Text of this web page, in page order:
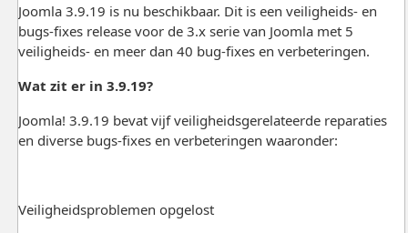
Joomla 3.9.19 is nu beschikbaar. Dit is een veiligheids- en
bugs-fixes release voor de 3.x serie van Joomla met 5
veiligheids- en meer dan 40 bug-fixes en verbeteringen.
Wat zit er in 3.9.19?
Joomla! 3.9.19 bevat vijf veiligheidsgerelateerde reparaties
en diverse bugs-fixes en verbeteringen waaronder:
Veiligheidsproblemen opgelost